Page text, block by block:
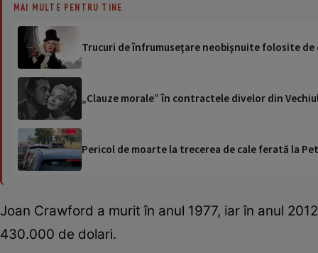
MAI MULTE PENTRU TINE
Trucuri de înfrumuseţare neobişnuite folosite
„Clauze morale” în contractele divelor din
Pericol de moarte la trecerea de cale ferată la
Joan Crawford a murit în anul 1977, iar în anul
430.000 de dolari.